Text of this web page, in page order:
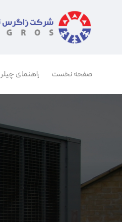
صفحه نخست راهنمای چیلر